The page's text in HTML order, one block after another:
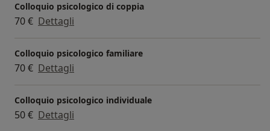
Colloquio psicologico di coppia
70 € Dettagli
Colloquio psicologico familiare
70 € Dettagli
Colloquio psicologico individuale
50 € Dettagli